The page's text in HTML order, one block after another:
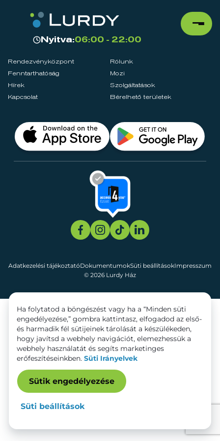
Nyitva:06:00 - 22:00
Rendezvényközpont
Rólunk
Fenntarthatóság
Mozi
Hírek
Szolgáltatások
Kapcsolat
Bérelhető területek
© 2026 Lurdy Ház
Adatkezelési tájékoztatóDokumentumokSüti beállításokImpresszum
Ha folytatod a böngészést vagy ha a “Minden süti
engedélyezése,” gombra kattintasz, elfogadod az első-
és harmadik fél sütijeinek tárolását a készülékeden,
hogy javítsd a webhely navigációt, elemezhessük a
webhely használatát és segíts marketinges
erőfeszítéseinkben. Süti Irányelvek
Sütik engedélyezése
Süti beállítások